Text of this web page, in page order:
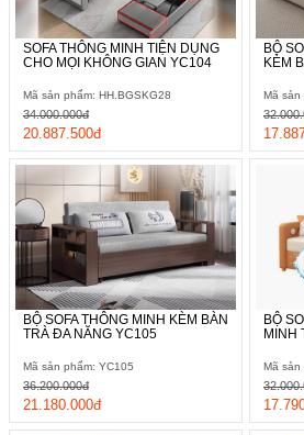
Xem ngay:Trầm trồ với 12 món
ĐÁNG MUA NHẤT cho
Không gian phòng khách chỉ trong
phòng ngủ quả thực rất tiện lợi, nhất là
tích hạn chế thì đây chính là "vị cứu
muốn có không gian riêng tư hơn bạn
cho không gian này.
SOFA THÔNG MINH TIỆN DỤNG
CHO MỌI KHÔNG GIAN YC104
Mã sản phẩm: HH.BGSKG28
20.887.500đ
34.000.000đ
BỘ
KÈM
Mã sản
BỘ SOFA THÔNG MINH KÈM BÀN
TRÀ ĐA NĂNG YC105
Mã sản phẩm: YC105
21.180.000đ
36.200.000đ
BỘ
MINH
Mã sản